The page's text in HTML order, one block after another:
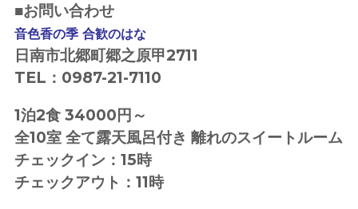
■お問い合わせ
音色香の季 合歓のはな
日南市北郷町郷之原甲2711
TEL：0987-21-7110
1泊2食 34000円～
全10室 全て露天風呂付き 離れのスイートルーム
チェックイン：15時
チェックアウト：11時